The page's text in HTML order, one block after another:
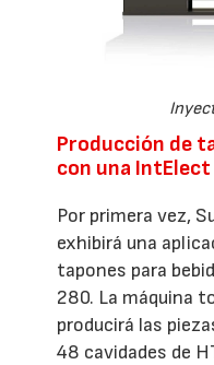
Producción de
con una IntElect
Por primera vez,
exhibirá una
tapones para
280. La máquina
producirá las
48 cavidades de